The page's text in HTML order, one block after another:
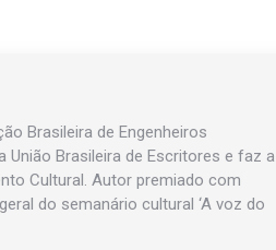
Brasileira de Engenheiros
União Brasileira de Escritores e faz a
Cultural. Autor premiado com
do semanário cultural ‘A voz do